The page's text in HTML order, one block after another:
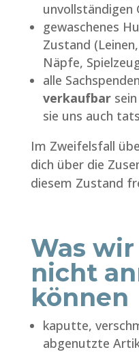
unvollständigen
gewaschenes
Zustand
Näpfe,
alle
verkaufbarsein
sie uns auch
Im Zweifelsfall
dich über die
diesem Zustand
Was
nicht
können
kaputte,
abgenutzte